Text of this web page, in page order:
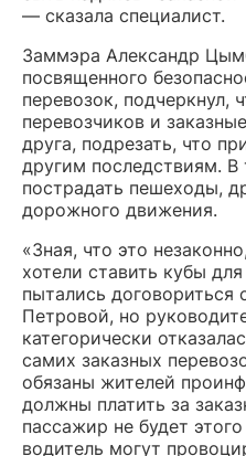
— сказала специалист.
Заммэра Александр
посвященного
перевозок, подчеркнул,
перевозчиков и
друга, подрезать, что
другим последствиям. В
пострадать пешеходы,
дорожного движения.
«Зная, что это
хотели ставить кубы
пытались
Петровой, но
категорически
самих заказных
обязаны жителей
должны платить за
пассажир не будет
водитель могут